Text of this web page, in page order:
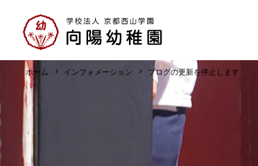
ホーム インフォメーション ブログの更新を停止します